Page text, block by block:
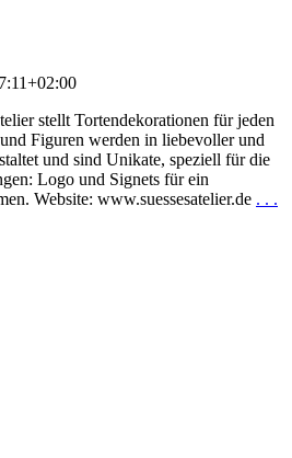
stellt Tortendekorationen für jeden
Figuren werden in liebevoller und
und sind Unikate, speziell für die
Logo und Signets für ein
Website: www.suessesatelier.de . . .